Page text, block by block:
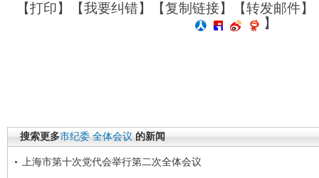
【打印】【我要纠错】【复制链接】【转发邮件】
】
搜索更多市纪委 全体会议 的新闻
上海市第十次党代会举行第二次全体会议